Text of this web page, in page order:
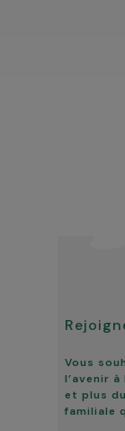
Vous
l’avenir
et plus
familiale